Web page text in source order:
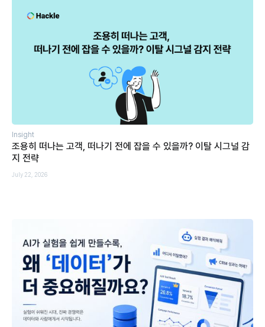
Insight
조용히 떠나는 고객, 떠나기 전에 잡을 수 있을까? 이탈 시그널 감
지 전략
July 22, 2026